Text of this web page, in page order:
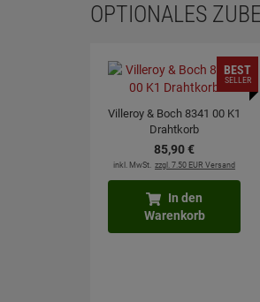
OPTIONALES
Villeroy & Boch 8341 00 K1
Drahtkorb
85,90€
inkl. MwSt. zzgl. 7.50 EUR Versand
BEST
SELLER
In den
Warenkorb